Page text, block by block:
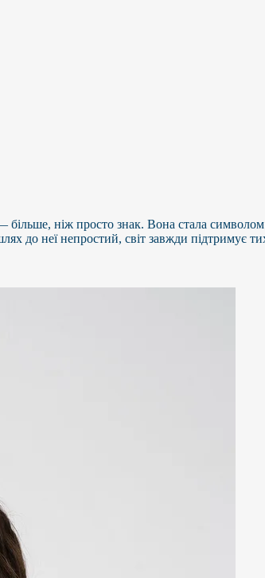
більше, ніж просто знак. Вона стала
до неї непростий, світ завжди підтримує